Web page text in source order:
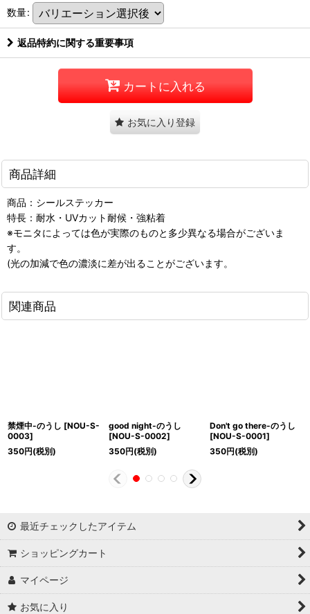
数量:
返品特約に関する重要事項
カートに入れる
お気に入り登録
商品詳細
商品：シールステッカー
特長：耐水・UVカット耐候・強粘着
※モニタによっては色が実際のものと多少異なる場合がございま
す。
(光の加減で色の濃淡に差が出ることがございます。
関連商品
禁煙中-のうし [NOU-S-
0003]
350円(税別)
good night-のうし
[NOU-S-0002]
350円(税別)
Don't go there-のうし
[NOU-S-0001]
350円(税別)
最近チェックしたアイテム
ショッピングカート
マイページ
お気に入り